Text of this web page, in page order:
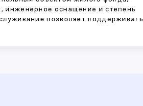
инженерное оснащение и степень
позволяет поддерживать